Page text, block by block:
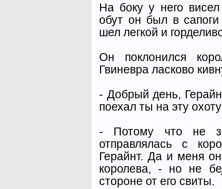
На боку у него
обут он был в
шел легкой и
Он поклонился
Гвиневра ласково
- Добрый день,
поехал ты на эту
- Потому что не
отправлялась с
Герайнт. Да и меня
королева, - но не
стороне от его свиты.